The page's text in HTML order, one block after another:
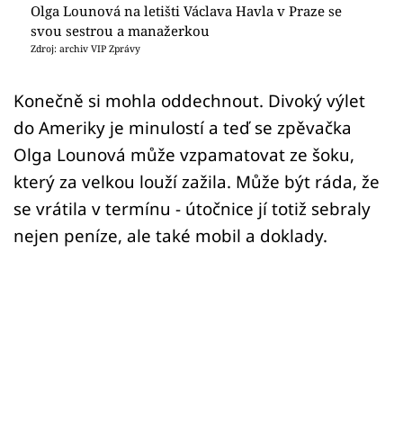
Přihlášení
Sledujte nás
Olga Lounová na letišti Václava Havla v Praze se
svou sestrou a manažerkou
Zdroj: archiv VIP Zprávy
Konečně si mohla oddechnout. Divoký výlet
do Ameriky je minulostí a teď se zpěvačka
Olga Lounová může vzpamatovat ze šoku,
který za velkou louží zažila. Může být ráda, že
se vrátila v termínu - útočnice jí totiž sebraly
nejen peníze, ale také mobil a doklady.